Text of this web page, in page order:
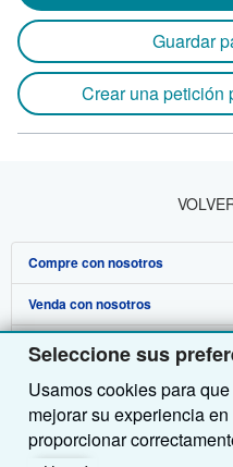
Seleccione sus
Usamos cookies para
mejorar su experiencia
proporcionar
Guardar
Crear una petición
Compre con nosotros
Búsqueda avanzada
Colecciones
Mi cuenta
Mis pedidos
Venda con nosotros
Comenzar a vender
Únase a nuestro programa de
Recomiende un vendedor
Sobre nosotros
Sobre IberLibro
Medios
Obtener Ayuda
Preguntas frecuentes y guías
Otras compañías de AbeBooks